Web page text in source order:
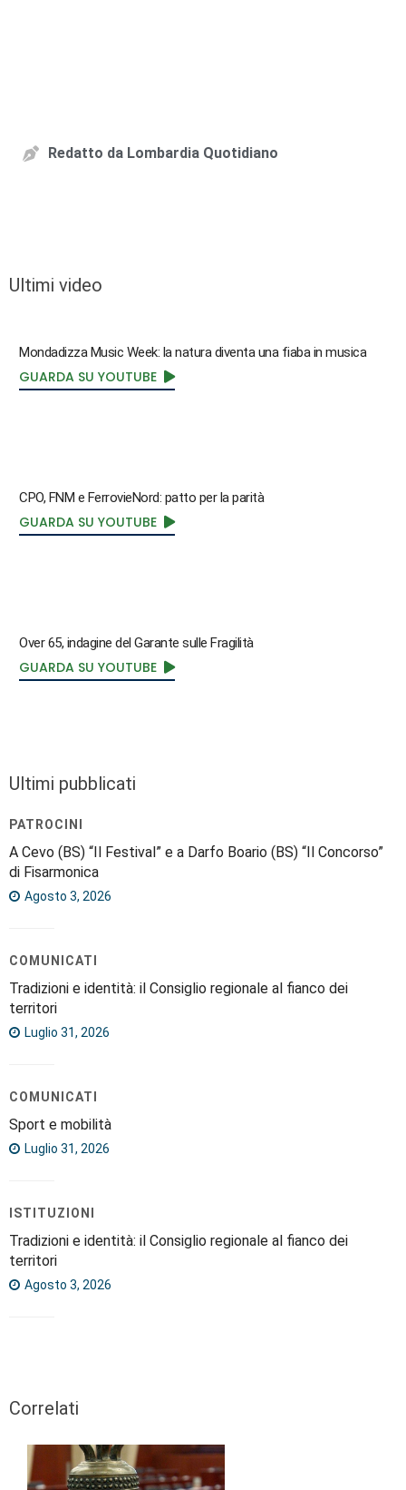
Redatto da Lombardia Quotidiano
Ultimi video
Mondadizza Music Week: la natura diventa una fiaba in musica
GUARDA SU YOUTUBE
CPO, FNM e FerrovieNord: patto per la parità
GUARDA SU YOUTUBE
Over 65, indagine del Garante sulle Fragilità
GUARDA SU YOUTUBE
Ultimi pubblicati
PATROCINI
A Cevo (BS) “Il Festival” e a Darfo Boario (BS) “Il Concorso”
di Fisarmonica
Agosto 3, 2026
COMUNICATI
Tradizioni e identità: il Consiglio regionale al fianco dei
territori
Luglio 31, 2026
COMUNICATI
Sport e mobilità
Luglio 31, 2026
ISTITUZIONI
Tradizioni e identità: il Consiglio regionale al fianco dei
territori
Agosto 3, 2026
Correlati